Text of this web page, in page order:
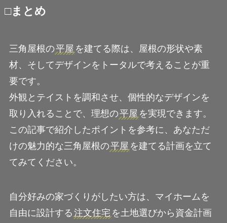
□まとめ
三角屋根の平屋 を建てる際は、屋根の形状や素
材、そしてデザインをトータルで考えることが重
要です。
外観とテイストを調和させ、個性的なデザインを
取り入れることで、理想の平屋 を実現できます。
この記事で紹介したポイントを参考に、あなただ
けの魅力的な三角屋根の平屋 を建てる計画を立て
てみてください。
自分好みの家づくりがしたい方は、マイホームを
自由に設計する 注文住宅 を土地選びから資金計画